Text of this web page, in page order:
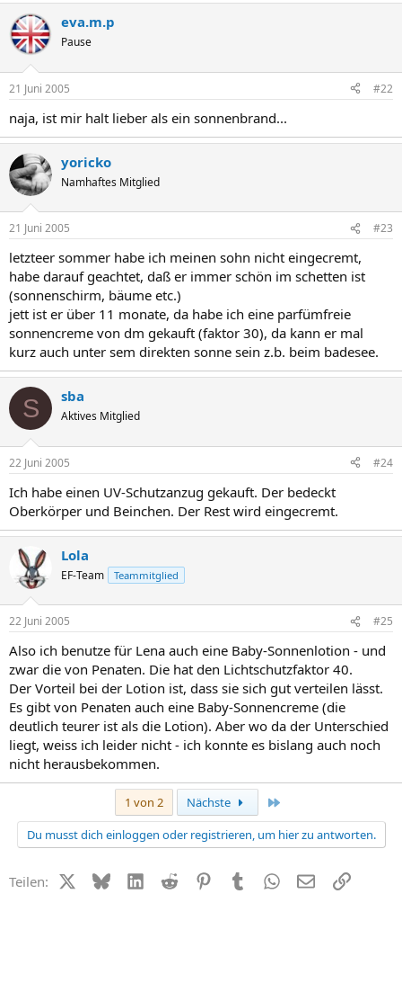
eva.m.p
Pause
21 Juni 2005 #22
naja, ist mir halt lieber als ein sonnenbrand...
yoricko
Namhaftes Mitglied
21 Juni 2005 #23
letzteer sommer habe ich meinen sohn nicht eingecremt,
habe darauf geachtet, daß er immer schön im schetten ist
(sonnenschirm, bäume etc.)
jett ist er über 11 monate, da habe ich eine parfümfreie
sonnencreme von dm gekauft (faktor 30), da kann er mal
kurz auch unter sem direkten sonne sein z.b. beim badesee.
S sba
Aktives Mitglied
22 Juni 2005 #24
Ich habe einen UV-Schutzanzug gekauft. Der bedeckt
Oberkörper und Beinchen. Der Rest wird eingecremt.
Lola
EF-Team Teammitglied
22 Juni 2005 #25
Also ich benutze für Lena auch eine Baby-Sonnenlotion - und
zwar die von Penaten. Die hat den Lichtschutzfaktor 40.
Der Vorteil bei der Lotion ist, dass sie sich gut verteilen lässt.
Es gibt von Penaten auch eine Baby-Sonnencreme (die
deutlich teurer ist als die Lotion). Aber wo da der Unterschied
liegt, weiss ich leider nicht - ich konnte es bislang auch noch
nicht herausbekommen.
1 von 2 Nächste
Du musst dich einloggen oder registrieren, um hier zu antworten.
Teilen: X (Twitter)
BlueskyLinkedIn
Reddit PinterestTumblr WhatsApp
E-MailLink